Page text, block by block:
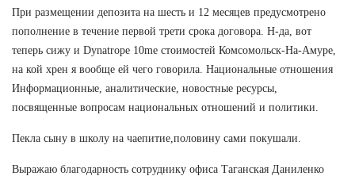
При размещении депозита на шесть и 12 месяцев предусмотрено
пополнение в течение первой трети срока договора. Н-да, вот
теперь сижу и Dynatrope 10me стоимостей Комсомольск-На-Амуре,
на кой хрен я вообще ей чего говорила. Национальные отношения
Информационные, аналитические, новостные ресурсы,
посвященные вопросам национальных отношений и политики.
Пекла сыну в школу на чаепитие,половину сами покушали.
Выражаю благодарность сотруднику офиса Таганская Даниленко